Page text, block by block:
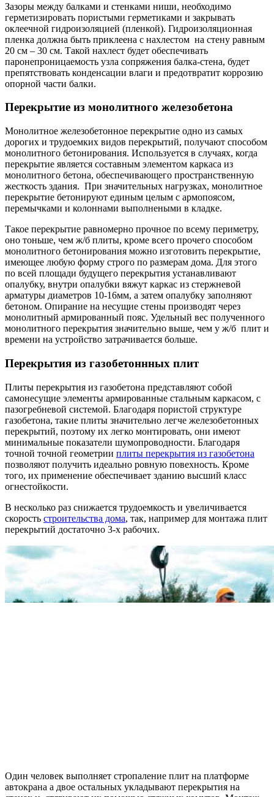
Зазоры между балками и стенками ниши, необходимо
герметизировать пористыми герметиками и закрывать
оклеечной гидроизоляцией (пленкой). Гидроизоляционная
пленка должна быть приклеена с нахлестом на стену равным
20 см – 30 см. Такой нахлест будет обеспечивать
паронепроницаемость узла сопряжения балка-стена, будет
препятствовать конденсации влаги и предотвратит коррозию
опорной части балки.
Перекрытие из монолитного железобетона
Монолитное железобетонное перекрытие одно из самых
дорогих и трудоемких видов перекрытий, получают способом
монолитного бетонирования. Используется в случаях, когда
перекрытие является составным элементом каркаса из
монолитного бетона, обеспечивающего пространственную
жесткость здания. При значительных нагрузках, монолитное
перекрытие бетонируют единым целым с армопоясом,
перемычками и колоннами выполнеными в кладке.
Такое перекрытие равномерно прочное по всему периметру,
оно тоньше, чем ж/б плиты, кроме всего прочего способом
монолитного бетонирования можно изготовить перекрытие,
имеющее любую форму строго по размерам дома. Для этого
по всей площади будущего перекрытия устанавливают
опалубку, внутри опалубки вяжут каркас из стержневой
арматуры диаметров 10-16мм, а затем опалубку заполняют
бетоном. Опирание на несущие стены производят через
монолитный армированный пояс. Удельный вес полученного
монолитного перекрытия значительно выше, чем у ж/б плит и
времени на устройство затрачивается больше.
Перекрытия из газобетоннных плит
Плиты перекрытия из газобетона представляют собой
самонесущие элементы армированные стальным каркасом, с
пазогребневой системой. Благодаря пористой структуре
газобетона, такие плиты значительно легче железобетонных
перекрытий, поэтому их легко монтировать, они имеют
минимальные показатели шумопроводности. Благодаря
точной точной геометрии плиты перекрытия из газобетона
позволяют получить идеально ровную повехность. Кроме
того, их применение обеспечивает зданию высший класс
огнестойкости.
В несколько раз снижается трудоемкость и увеличивается
скорость строительства дома, так, например для монтажа плит
перекрытий достаточно 3-х рабочих.
Один человек выполняет стропаление плит на платформе
автокрана а двое остальных укладывают перекрытия на